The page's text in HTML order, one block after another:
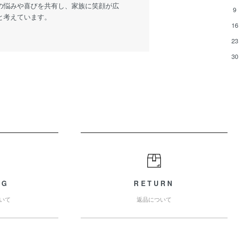
悩みや喜びを共有し、家族に笑顔が広
えています。
9
16
23
30
て
RETURN
返品について